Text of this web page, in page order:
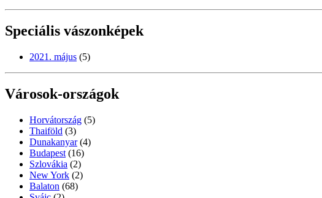
Speciális vászonképek
2021. május (5)
Városok-országok
Horvátország (5)
Thaiföld (3)
Dunakanyar (4)
Budapest (16)
Szlovákia (2)
New York (2)
Balaton (68)